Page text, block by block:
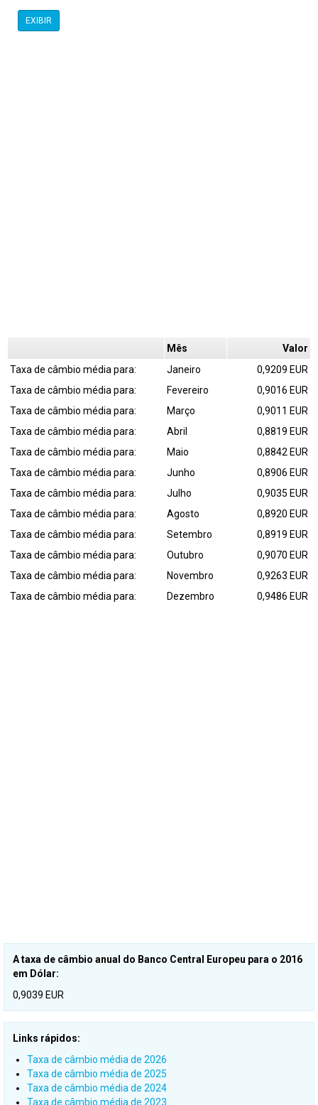
EXIBIR
Mês
Valor
Taxa de câmbio média para:
Janeiro
0,9209 EUR
Taxa de câmbio média para:
Fevereiro
0,9016 EUR
Taxa de câmbio média para:
Março
0,9011 EUR
Taxa de câmbio média para:
Abril
0,8819 EUR
Taxa de câmbio média para:
Maio
0,8842 EUR
Taxa de câmbio média para:
Junho
0,8906 EUR
Taxa de câmbio média para:
Julho
0,9035 EUR
Taxa de câmbio média para:
Agosto
0,8920 EUR
Taxa de câmbio média para:
Setembro
0,8919 EUR
Taxa de câmbio média para:
Outubro
0,9070 EUR
Taxa de câmbio média para:
Novembro
0,9263 EUR
Taxa de câmbio média para:
Dezembro 0,9486 EUR
A taxa de câmbio anual do Banco Central Europeu para o 2016
em Dólar:
0,9039 EUR
Links rápidos:
Taxa de câmbio média de 2026
Taxa de câmbio média de 2025
Taxa de câmbio média de 2024
Taxa de câmbio média de 2023